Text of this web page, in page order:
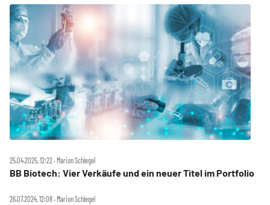
25.04.2025, 12:22 ‧ Marion Schlegel
BB Biotech: Vier Verkäufe und ein neuer Titel im Portfolio
26.07.2024, 12:08 ‧ Marion Schlegel